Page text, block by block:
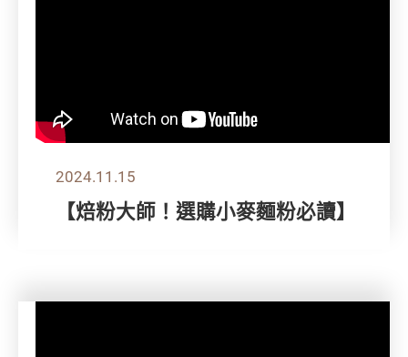
2024.11.15
【焙粉大師！選購小麥麵粉必讀】